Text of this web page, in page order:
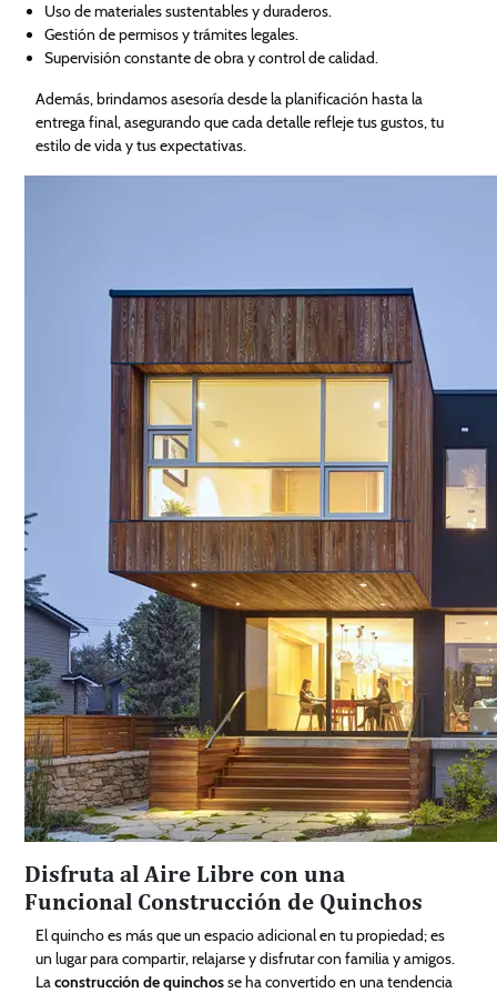
Uso de materiales sustentables y duraderos.
Gestión de permisos y trámites legales.
Supervisión constante de obra y control de calidad.
Además, brindamos asesoría desde la planificación hasta la
entrega final, asegurando que cada detalle refleje tus gustos, tu
estilo de vida y tus expectativas.
Disfruta al Aire Libre con una
Funcional Construcción de Quinchos
El quincho es más que un espacio adicional en tu propiedad; es
un lugar para compartir, relajarse y disfrutar con familia y amigos.
Laconstrucción de quinchosse ha convertido en una tendencia